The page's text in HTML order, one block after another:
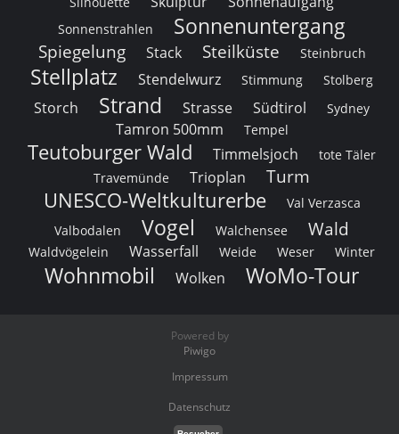
Sonnenstrahlen Sonnenuntergang
Spiegelung Stack Steilküste Steinbruch
Stellplatz Stendelwurz Stimmung Stolberg
Storch Strand Strasse Südtirol Sydney
Tamron 500mm Tempel
Teutoburger Wald Timmelsjoch
tote Täler
Travemünde
Trioplan Turm
UNESCO-Weltkulturerbe
Val Verzasca
Valbodalen
Vogel Walchensee Wald
Waldvögelein Wasserfall Weide Weser Winter
Wohnmobil Wolken WoMo-Tour
Powered by
Piwigo
Impressum
Datenschutz